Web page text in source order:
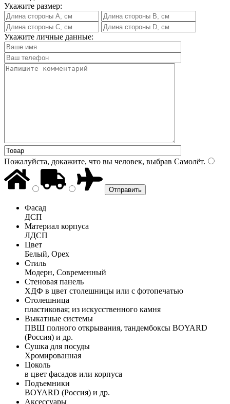
Укажите размер:
Укажите личные данные:
Пожалуйста, докажите, что вы человек, выбрав Самолёт.
Фасад
ДСП
Материал корпуса
ЛДСП
Цвет
Белый, Орех
Стиль
Модерн, Современный
Стеновая панель
ХДФ в цвет столешницы или с фотопечатью
Столешница
пластиковая; из искусственного камня
Выкатные системы
ПВШ полного открывания, тандембоксы BOYARD
(Россия) и др.
Сушка для посуды
Хромированная
Цоколь
в цвет фасадов или корпуса
Подъемники
BOYARD (Россия) и др.
Аксессуары